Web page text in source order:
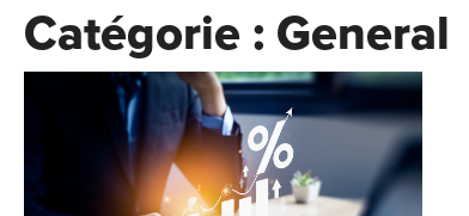
Catégorie : General